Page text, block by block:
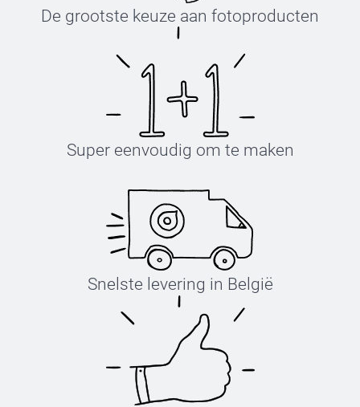
De grootste keuze aan fotoproducten
Super eenvoudig om te maken
Snelste levering in België